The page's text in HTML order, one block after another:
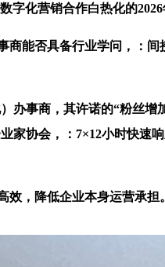
字化营销合作白热化的2026
能否具备行业学问，：间
事商，其许诺的“粉丝增
家协会，：7×12小时快速
，降低企业本身运营承担